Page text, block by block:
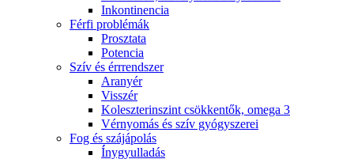
Inkontinencia
Férfi problémák
Prosztata
Potencia
Szív és érrrendszer
Aranyér
Visszér
Koleszterinszint csökkentők, omega 3
Vérnyomás és szív gyógyszerei
Fog és szájápolás
Í́nygyulladás